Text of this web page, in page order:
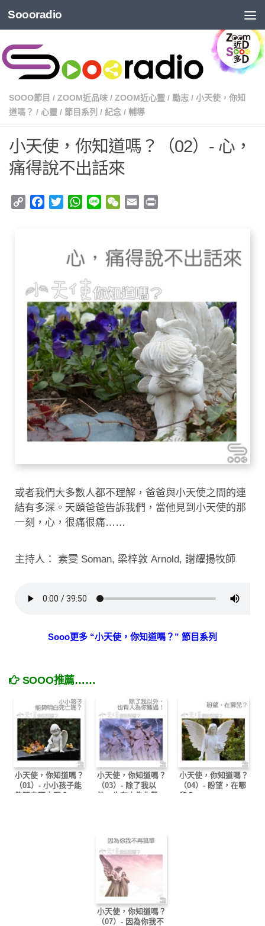
Soooradio
SOOO節目 / ZOOM近品味 / ZOOM近心靈 / 勵志 / 小天使，你知
道嗎？ / 心靈 / 節目系列 / 紀念 / 輔導
小天使，你知道嗎？（02）- 心，
痛得說不出話來
Copy
Facebook
TwitterWhatsApp
Line WeChat
Email
或者我們大多數人都不理解，爸爸與小天使之間的連
結有多深。天頤爸爸告訴我們，當他見到小天使的那
一刻，心，很痛很痛……
主持人： 素雯 Soman, 梁梓敦 Arnold, 謝耀揚牧師
Sooo更多 “小天使，你知道嗎？” 節目系列
SOOO推薦……
小天使，你知道嗎？
（01）- 小小孩子能
夠明白死亡嗎？
小天使，你知道嗎？
（03）- 除了我以
外，也有人為你難
小天使，你知道嗎？
（04）- 盼望，在哪
兒？
小天使，你知道嗎？
（07）- 因為你我不